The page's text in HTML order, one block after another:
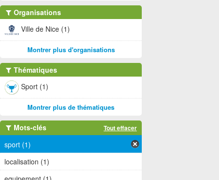
Organisations
Ville de Nice (1)
Montrer plus d'organisations
Thématiques
Sport (1)
Montrer plus de thématiques
Mots-clés Tout effacer
sport (1)
localisation (1)